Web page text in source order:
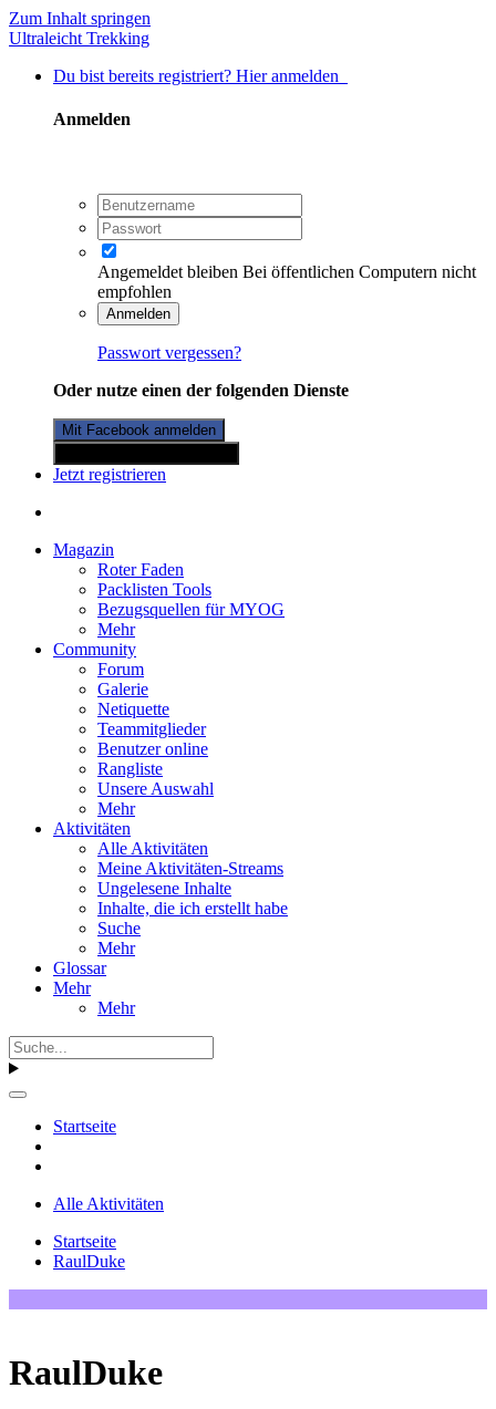
Zum Inhalt springen
Ultraleicht Trekking
Du bist bereits registriert? Hier anmelden
Anmelden
Angemeldet bleiben Bei öffentlichen Computern nicht
empfohlen
Anmelden
Passwort vergessen?
Oder nutze einen der folgenden Dienste
Mit Facebook anmelden
Jetzt registrieren
Magazin
Roter Faden
Packlisten Tools
Bezugsquellen für MYOG
Mehr
Community
Forum
Galerie
Netiquette
Teammitglieder
Benutzer online
Rangliste
Unsere Auswahl
Mehr
Aktivitäten
Alle Aktivitäten
Meine Aktivitäten-Streams
Ungelesene Inhalte
Inhalte, die ich erstellt habe
Suche
Mehr
Glossar
Mehr
Mehr
Startseite
Alle Aktivitäten
Startseite
RaulDuke
RaulDuke